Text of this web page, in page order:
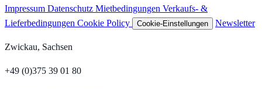
Impressum Datenschutz Mietbedingungen Verkaufs- &
Lieferbedingungen Cookie Policy Cookie-Einstellungen Newsletter
Zwickau, Sachsen
+49 (0)375 39 01 80